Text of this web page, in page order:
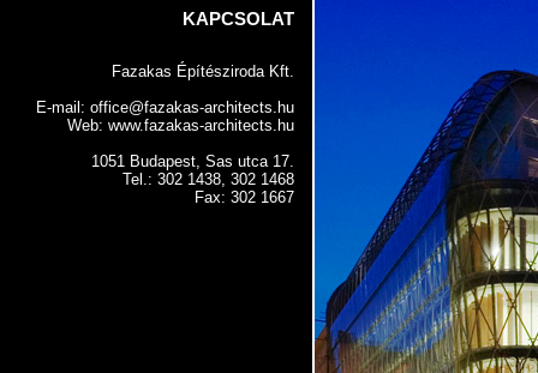
KAPCSOLAT
Fazakas Építésziroda Kft.
E-mail: office@fazakas-architects.hu
Web: www.fazakas-architects.hu
1051 Budapest, Sas utca 17.
Tel.: 302 1438, 302 1468
Fax: 302 1667